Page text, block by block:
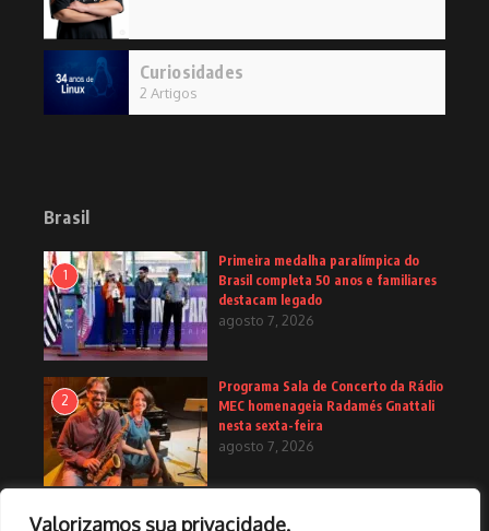
Valorizamos sua privacidade.
Curiosidades
2 Artigos
Brasil
1
Primeira medalha paralímpica do
Brasil completa 50 anos e familiares
destacam legado
agosto 7, 2026
2
Programa Sala de Concerto da Rádio
MEC homenageia Radamés Gnattali
nesta sexta-feira
agosto 7, 2026
3